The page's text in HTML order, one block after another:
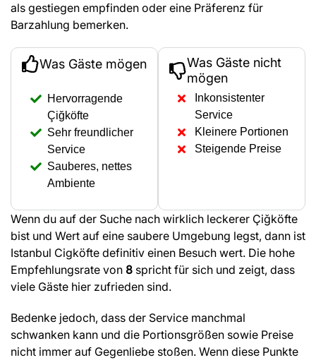
als gestiegen empfinden oder eine Präferenz für
Barzahlung bemerken.
Was Gäste mögen
Hervorragende
Çiğköfte
Sehr freundlicher
Service
Sauberes, nettes
Ambiente
Was Gäste nicht
mögen
Inkonsistenter
Service
Kleinere Portionen
Steigende Preise
Wenn du auf der Suche nach wirklich leckerer Çiğköfte
bist und Wert auf eine saubere Umgebung legst, dann ist
Istanbul Cigköfte definitiv einen Besuch wert. Die hohe
Empfehlungsrate von 8 spricht für sich und zeigt, dass
viele Gäste hier zufrieden sind.
Bedenke jedoch, dass der Service manchmal
schwanken kann und die Portionsgrößen sowie Preise
nicht immer auf Gegenliebe stoßen. Wenn diese Punkte